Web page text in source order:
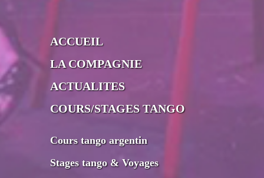
ACCUEIL
LA COMPAGNIE
ACTUALITES
COURS/STAGES TANGO
Cours tango argentin
Stages tango & Voyages